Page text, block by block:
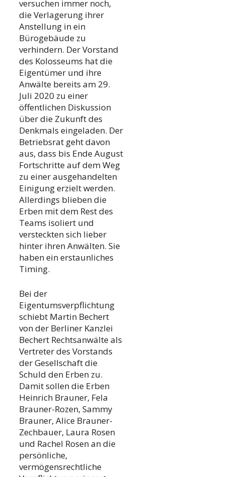
versuchen immer noch,
die Verlagerung ihrer
Anstellung in ein
Bürogebäude zu
verhindern. Der Vorstand
des Kolosseums hat die
Eigentümer und ihre
Anwälte bereits am 29.
Juli 2020 zu einer
öffentlichen Diskussion
über die Zukunft des
Denkmals eingeladen. Der
Betriebsrat geht davon
aus, dass bis Ende August
Fortschritte auf dem Weg
zu einer ausgehandelten
Einigung erzielt werden.
Allerdings blieben die
Erben mit dem Rest des
Teams isoliert und
versteckten sich lieber
hinter ihren Anwälten. Sie
haben ein erstaunliches
Timing.
Bei der
Eigentumsverpflichtung
schiebt Martin Bechert
von der Berliner Kanzlei
Bechert Rechtsanwälte als
Vertreter des Vorstands
der Gesellschaft die
Schuld den Erben zu.
Damit sollen die Erben
Heinrich Brauner, Fela
Brauner-Rozen, Sammy
Brauner, Alice Brauner-
Zechbauer, Laura Rosen
und Rachel Rosen an die
persönliche,
vermögensrechtliche